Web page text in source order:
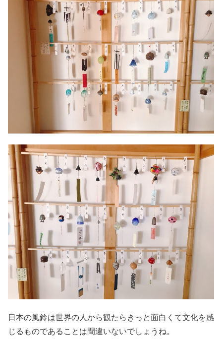
日本の風鈴は世界の人から観たらきっと面白くて文化を感
じるものであることは間違いないでしょうね。